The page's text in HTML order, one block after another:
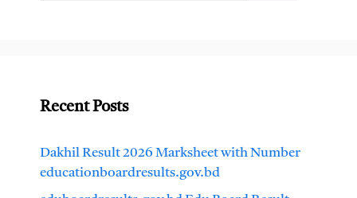
Recent Posts
Dakhil Result 2026 Marksheet with Number
educationboardresults.gov.bd